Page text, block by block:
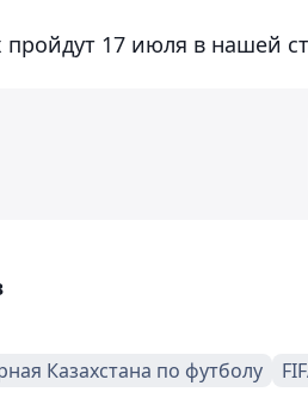
17 июля в нашей
Казахстана по футболу